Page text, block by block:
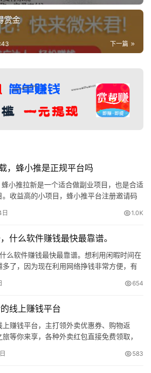
赏金
下一篇
，蜂小推是正规平台吗
小推拉新是一个适合做副业项目，也是合适
收益高的小项目，蜂小推平台注册邀请码
1.0K
什么软件赚钱最快最靠谱。
么软件赚钱最快最靠谱。想利用闲暇时间在
了，因为现在利用网络挣钱非常方便，有
654
线上赚钱平台
赚钱平台，主打领外卖优惠券、购物返
等你来享，各种外卖红包直接免费领取，
583